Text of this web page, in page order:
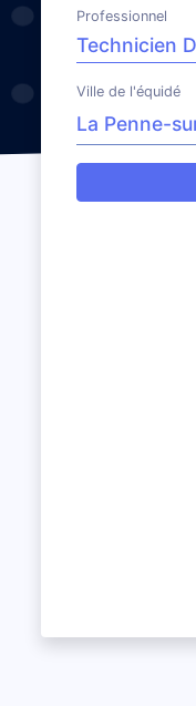
Professionnel
Ville de l'équidé